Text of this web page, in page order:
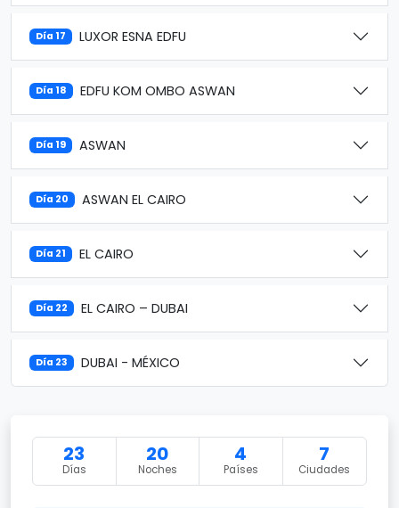
Día 17 LUXOR ESNA EDFU
Día 18 EDFU KOM OMBO ASWAN
Día 19 ASWAN
Día 20 ASWAN EL CAIRO
Día 21 EL CAIRO
Día 22 EL CAIRO – DUBAI
Día 23 DUBAI - MÉXICO
23
Días
20
Noches
4
Países
7
Ciudades